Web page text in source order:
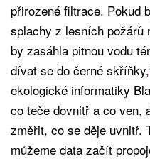
přirozené filtrace. Pokud
splachy z lesních požárů
by zasáhla pitnou vodu
dívat se do černé
ekologické informatiky
co teče dovnitř a co ven,
změřit, co se děje uvnitř.
můžeme data začít